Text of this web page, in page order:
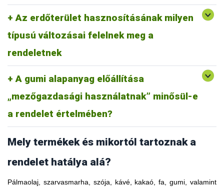
Az erdőterület hasznosításának milyen
típusú változásai felelnek meg a
rendeletnek
fogalommeghatározása nem vonatkozik az egyéb célú,
például városfejlesztés vagy infrastruktúra céljára történő
amelyet jogszerűen vágtak ki útépítés céljából, megfelel a
rendeletnek.
A gumi alapanyag előállítása
„mezőgazdasági használatnak” minősül-e
a rendelet értelmében?
szerinti „mezőgazdasági ültetvény” fogalommeghatározás alá
tartozik, amely „olyan földterület, amelyen mezőgazdasági
termelési rendszerek faállománya - így például
gyümölcsültetvények, olajpálma-ültetvények, olajfaültetvények,
agrár-erdészeti rendszerek - található”.
Ez a fogalommeghatározás magában foglalja a fától eltérő,
releváns áruk ültetvényeit. A mezőgazdasági ültetvények nem
gumifa-ültetvénnyel való helyettesítése a rendelet értelmében
erdőirtásnak minősül.
Mely termékek és mikortól tartoznak a
rendelet hatálya alá?
Pálmaolaj, szarvasmarha, szója, kávé, kakaó, fa, gumi, valamint